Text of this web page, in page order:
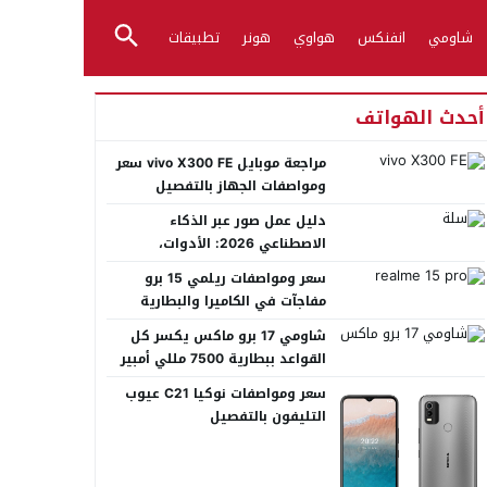
شاومي انفنكس هواوي هونر تطبيقات
أحدث الهواتف
مراجعة موبايل vivo X300 FE سعر
ومواصفات الجهاز بالتفصيل
دليل عمل صور عبر الذكاء
الاصطناعي 2026: الأدوات،
سعر ومواصفات ريلمي 15 برو
مفاجآت في الكاميرا والبطارية
شاومي 17 برو ماكس يكسر كل
القواعد ببطارية 7500 مللي أمبير
سعر ومواصفات نوكيا C21 عيوب
التليفون بالتفصيل